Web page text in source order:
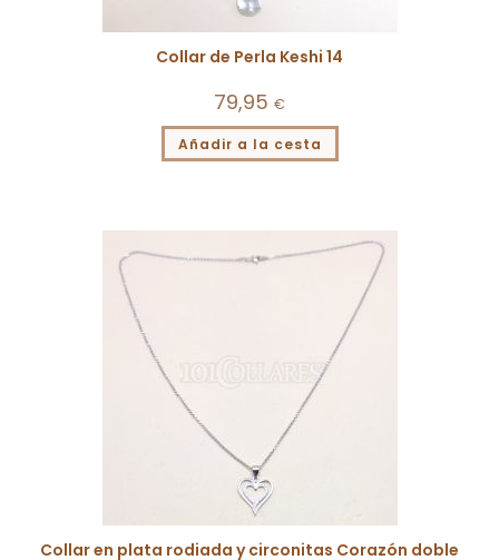
Collar de Perla Keshi 14
79,95 €
Añadir a la cesta
Collar en plata rodiada y circonitas Corazón doble